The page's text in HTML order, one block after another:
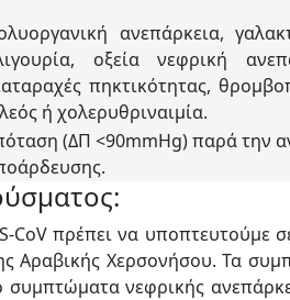
ανεπάρκεια,
οξεία νεφρική
πηκτικότητας,
ή χολερυθριναιμία.
(ΔΠ <90mmHg) παρά την
CoV πρέπει να υποπτευτούμε
Αραβικής Χερσονήσου. Τα
συμπτώματα νεφρικής